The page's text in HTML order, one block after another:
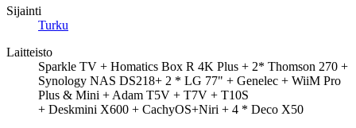
Sijainti
Turku
Laitteisto
Sparkle TV + Homatics Box R 4K Plus + 2* Thomson 270 +
Synology NAS DS218+ 2 * LG 77" + Genelec + WiiM Pro
Plus & Mini + Adam T5V + T7V + T10S
+ Deskmini X600 + CachyOS+Niri + 4 * Deco X50